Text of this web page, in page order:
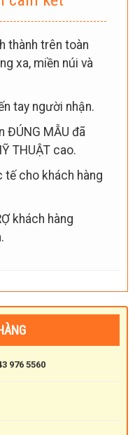
thành trên toàn
xa, miền núi và
tay người nhận.
ĐÚNG MẪU đã
THUẬT cao.
tế cho khách hàng
khách hàng
976 5560